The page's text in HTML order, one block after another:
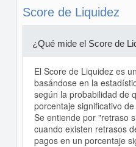
Score de Liquidez
¿Qué mide el Score de
El Score de Liquidez es
basándose en la
según la probabilidad de
porcentaje significativo
Se entiende por "retraso
cuando existen retrasos
pagos en un porcentaje